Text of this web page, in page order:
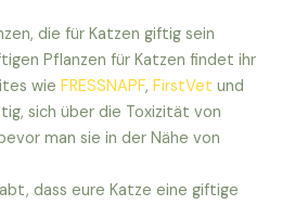
die für Katzen giftig sein
Pflanzen für Katzen findet ihr
wie FRESSNAPF, FirstVet und
sich über die Toxizität von
man sie in der Nähe von
dass eure Katze eine giftige